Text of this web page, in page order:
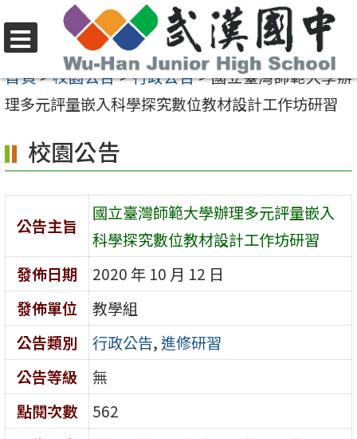
至
要
容
區
選
單
首頁>校園公告>行政公告>國立臺灣師範大學辦
理多元評量嵌入科學探究數位教材設計工作坊研習
校園公告
公告主旨
國立臺灣師範大學辦理多元評量嵌入
科學探究數位教材設計工作坊研習
發佈日期
2020 年 10 月 12 日
發佈單位
教學組
公告類別
行政公告,進修研習
公告等級
無
點閱次數
562